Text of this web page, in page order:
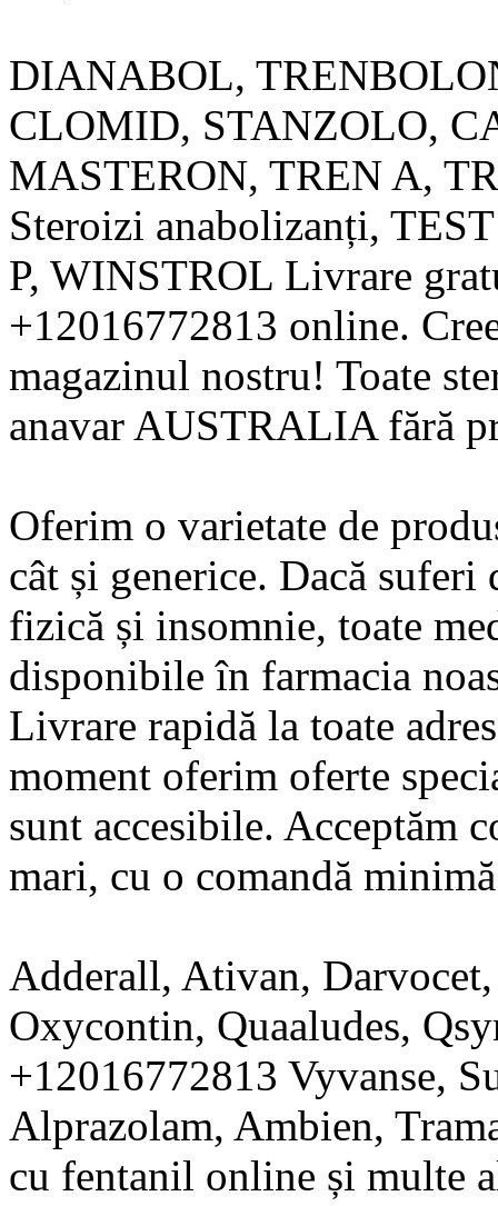
DIANABOL,
CLOMID, STANZOLO,
MASTERON, TREN A,
Steroizi anabolizanți,
P, WINSTROL Livrare
+12016772813 online.
magazinul nostru! Toate
anavar AUSTRALIA fără
Oferim o varietate de
cât și generice. Dacă
fizică și insomnie, toate
disponibile în farmacia
Livrare rapidă la toate
moment oferim oferte
sunt accesibile. Acceptăm
mari, cu o comandă
Adderall, Ativan,
Oxycontin, Quaaludes,
+12016772813 Vyvanse,
Alprazolam, Ambien,
cu fentanil online și multe